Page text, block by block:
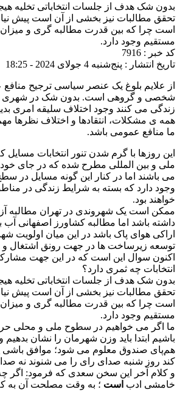
بدون شک هدف از جلسات انتخاباتی تخلیه
تحقق مطالبات نیز بخشی از آن است پیش
است چرا که بین قدرت مطالبه گری و
مستقیم وجود دارد.
کد خبر : 7916
تاریخ انتشار : پنج‌شنبه 4 جولای 2024 - 18:25
از علایم بلوغ یک عنصر سیاسی ترجیح
شخصی و گروهی است. بدون شک در شهری
زندگی می کنند وجود اختلاف سلیقه امری
همه ی مشکلات، انتقادها و اختلاف نظرها
ما منافع عمومی باشد.
این روزها با گرم شدن تنور انتخابات
ملی و بین المللی مطرح شده که در جای
می باشند اما در کنار این گونه مسایل در
وجود دارد که بسته به شرایط زندگی در
خواهند بود.
ممکن است یک شهروندی در تهران مطالبه
داشته باشد اما مطالبه کشاورز اصفهانی آب
اراکی هوای پاک باشد در این میان اولویت
توسعه زیرساخت ها در جهت رونق اشتغال و
اکنون سوال این است که در این جهت
انتخابات چه ثمری دارد؟
بدون شک هدف از جلسات انتخاباتی تخلیه
تحقق مطالبات نیز بخشی از آن است پیش
است چرا که بین قدرت مطالبه گری و
مستقیم وجود دارد.
ما اگر می خواهیم در سطوح ملی و محلی
باشیم ابتدا باید وزن شهرمان را نشان
هم‌پای صندوق معلوم می شود؛ موافق باشی
کند روز شنبه صدای رای را می شنوند نه
و کلام آخر این سخن سعدی که فرمود: اگر
خامشی ادب است ؛ به وقت مصلحت آن به